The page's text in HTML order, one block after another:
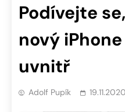
Podívejte
nový iPhone
uvnitř
Adolf Pupík 19.11.2020